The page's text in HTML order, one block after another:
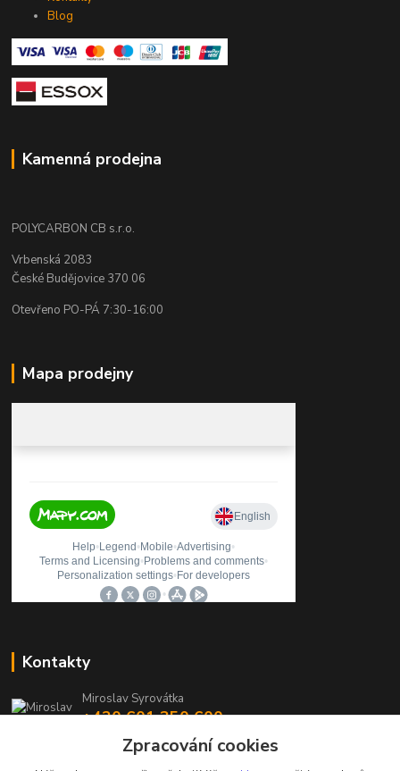
Blog
Kamenná prodejna
POLYCARBON CB s.r.o.
Vrbenská 2083
České Budějovice 370 06
Otevřeno PO-PÁ 7:30-16:00
Mapa prodejny
Kontakty
Miroslav Syrovátka
+420 601 350 600
(Po-Pá, 7:30-16 hod.)
Zpracování cookies